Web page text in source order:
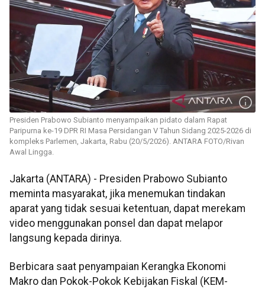
Presiden Prabowo Subianto menyampaikan pidato dalam Rapat
Paripurna ke-19 DPR RI Masa Persidangan V Tahun Sidang 2025-2026 di
kompleks Parlemen, Jakarta, Rabu (20/5/2026). ANTARA FOTO/Rivan
Awal Lingga.
Jakarta (ANTARA) - Presiden Prabowo Subianto
meminta masyarakat, jika menemukan tindakan
aparat yang tidak sesuai ketentuan, dapat merekam
video menggunakan ponsel dan dapat melapor
langsung kepada dirinya.
Berbicara saat penyampaian Kerangka Ekonomi
Makro dan Pokok-Pokok Kebijakan Fiskal (KEM-